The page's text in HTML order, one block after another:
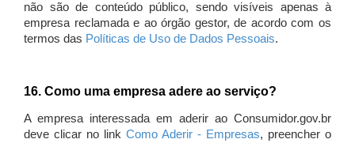
não são de conteúdo público, sendo visíveis apenas à
empresa reclamada e ao órgão gestor, de acordo com os
termos das Políticas de Uso de Dados Pessoais.
16. Como uma empresa adere ao serviço?
A empresa interessada em aderir ao Consumidor.gov.br
deve clicar no link Como Aderir - Empresas, preencher o